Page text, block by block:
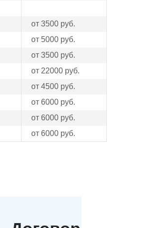
от 3500 руб.
от 5000 руб.
от 3500 руб.
от 22000 руб.
от 4500 руб.
от 6000 руб.
от 6000 руб.
от 6000 руб.